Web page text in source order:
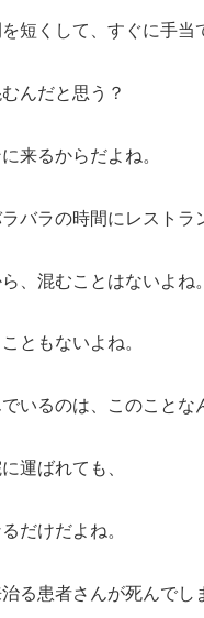
短くして、すぐに手当
んだと思う？
来るからだよね。
バラの時間にレストラ
、混むことはないよね。
ともないよね。
いるのは、このことな
運ばれても、
だけだよね。
る患者さんが死んでし